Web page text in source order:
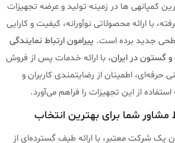
کمپانهی ها در زمینه تولید و عرضه تجهیزات
با ارائه محصولاتی نوآورانه، کیفیت و کارایی
جدید برده است. پیرامون ارتباط نمایندگی
گستون در ایران، با ارائه خدمات پس از فروش
حرفه‌ای، اطمینان از رضایتمندی کاربران و
از این تجهیزات را فراهم می‌آورد.
مشاور شما برای بهترین انتخاب
یک شرکت معتبر، با ارائه طیف گسترده‌ای از